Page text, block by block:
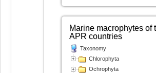
Marine macrophytes of
APR countries
Taxonomy
Chlorophyta
Ochrophyta